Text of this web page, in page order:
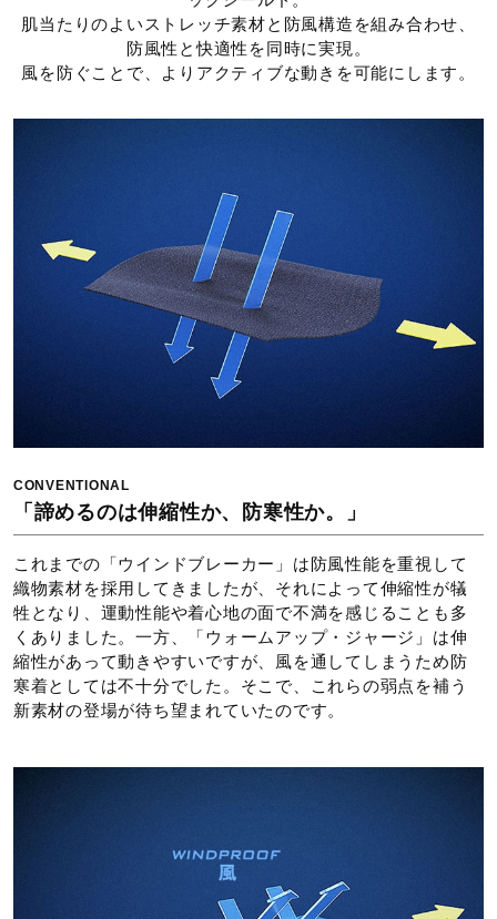
ドライクリーニング禁止
弱い操作によるウエットクリーニン
サイズ
XS、S、M、L、XL、2XL、3XL
カラー
09：ブラック
本体：ポリエステル93％、ポリウレタン7％
切替下部：ポリエステル90％、ポリウレタン10％
肌当たりのよいストレッチ素材と防風構造を組み合わせ、
防風性と快適性を同時に実現。
風を防ぐことで、よりアクティブな動きを可能にします。
CONVENTIONAL
「諦めるのは伸縮性か、防寒性か。」
これまでの「ウインドブレーカー」は防風性能を重視して
織物素材を採用してきましたが、それによって伸縮性が犠
牲となり、運動性能や着心地の面で不満を感じることも多
くありました。一方、「ウォームアップ・ジャージ」は伸
縮性があって動きやすいですが、風を通してしまうため防
寒着としては不十分でした。そこで、これらの弱点を補う
新素材の登場が待ち望まれていたのです。